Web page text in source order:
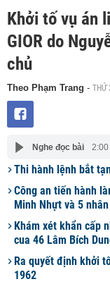
Khởi tố vụ án
GIOR do
chủ
Theo Phạm Trang - THỨ
Nghe đọc bài 2:00
Thi hành lệnh bắt
Công an tiến hành
Minh Nhựt và 5
Khám xét khẩn cấp
cua 46 Lâm Bích
Ra quyết định khởi
1962